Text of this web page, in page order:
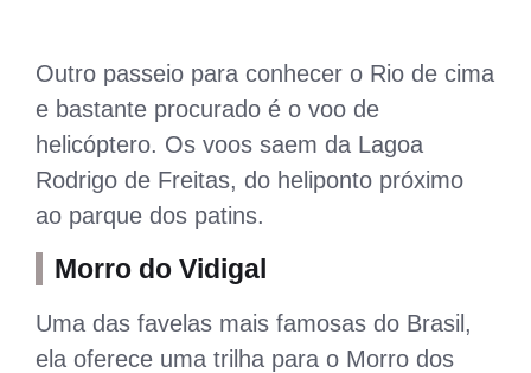
Outro passeio para conhecer o Rio de cima
e bastante procurado é o voo de
helicóptero. Os voos saem da Lagoa
Rodrigo de Freitas, do heliponto próximo
ao parque dos patins.
Morro do Vidigal
Uma das favelas mais famosas do Brasil,
ela oferece uma trilha para o Morro dos